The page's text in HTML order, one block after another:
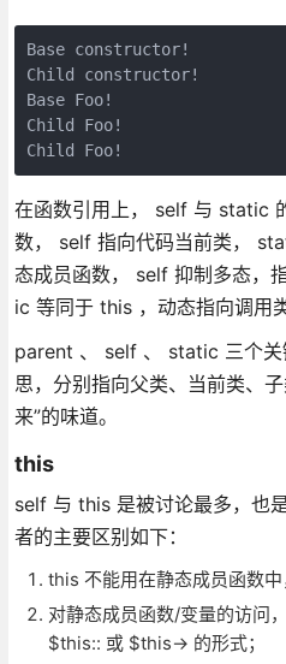
Base constructor!
Child constructor!
Base Foo!
Child Foo!
Child Foo!
在函数引用上， self 与 static
数， self 指向代码当前类，
态成员函数， self 抑制多态，
ic 等同于 this ，动态指向调用
parent 、 self 、 static 三个关
思，分别指向父类、当前类、
来”的味道。
this
self 与 this 是被讨论最多，也
者的主要区别如下：
this 不能用在静态成员函数中
对静态成员函数/变量的访问，
$this:: 或 $this-> 的形式；